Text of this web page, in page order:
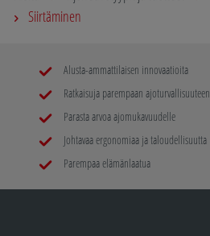
Siirtäminen
Alusta-ammattilaisen innovaatioita
Ratkaisuja parempaan ajoturvallisuuteen
Parasta arvoa ajomukavuudelle
Johtavaa ergonomiaa ja taloudellisuutta
Parempaa elämänlaatua